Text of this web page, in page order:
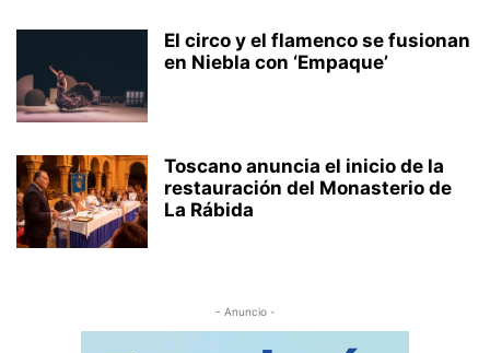
El circo y el flamenco se fusionan
en Niebla con ‘Empaque’
Toscano anuncia el inicio de la
restauración del Monasterio de
La Rábida
- Anuncio -